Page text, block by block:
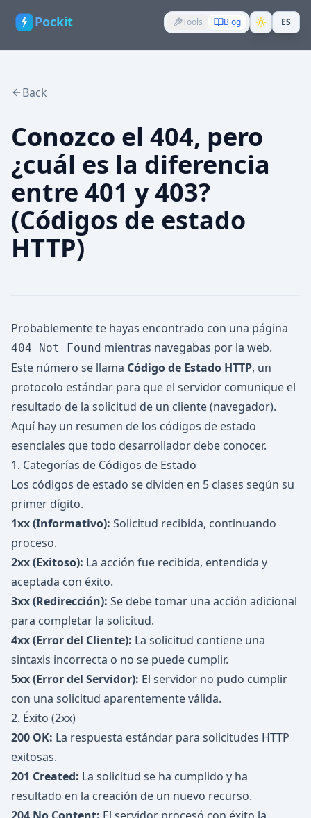
Pockit Tools Blog ES
Back
Conozco el 404, pero
¿cuál es la diferencia
entre 401 y 403?
(Códigos de estado
HTTP)
Probablemente te hayas encontrado con una página
404 Not Found mientras navegabas por la web.
Este número se llama Código de Estado HTTP, un
protocolo estándar para que el servidor comunique el
resultado de la solicitud de un cliente (navegador).
Aquí hay un resumen de los códigos de estado
esenciales que todo desarrollador debe conocer.
1. Categorías de Códigos de Estado
Los códigos de estado se dividen en 5 clases según su
primer dígito.
1xx (Informativo): Solicitud recibida, continuando
proceso.
2xx (Exitoso): La acción fue recibida, entendida y
aceptada con éxito.
3xx (Redirección): Se debe tomar una acción adicional
para completar la solicitud.
4xx (Error del Cliente): La solicitud contiene una
sintaxis incorrecta o no se puede cumplir.
5xx (Error del Servidor): El servidor no pudo cumplir
con una solicitud aparentemente válida.
2. Éxito (2xx)
200 OK: La respuesta estándar para solicitudes HTTP
exitosas.
201 Created: La solicitud se ha cumplido y ha
resultado en la creación de un nuevo recurso.